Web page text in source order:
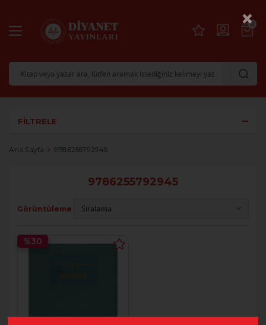
0
FILTRELE
Ana Sayfa 9786255792945
9786255792945
Görüntüleme
%30
×